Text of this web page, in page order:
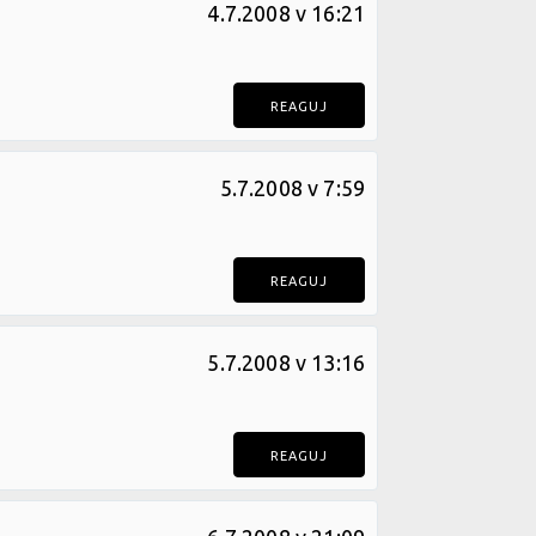
4.7.2008 v 16:21
REAGUJ
5.7.2008 v 7:59
REAGUJ
5.7.2008 v 13:16
REAGUJ